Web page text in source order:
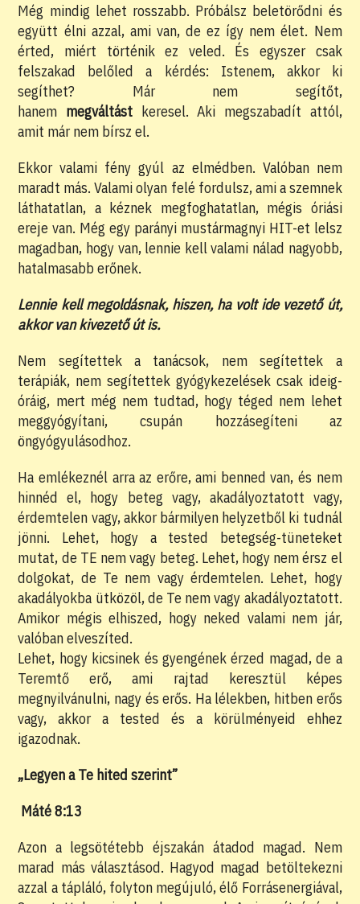
Még mindig lehet rosszabb. Próbálsz beletörődni és
együtt élni azzal, ami van, de ez így nem élet. Nem
érted, miért történik ez veled. És egyszer csak
felszakad belőled a kérdés: Istenem, akkor ki
segíthet? Már nem segítőt,
hanem megváltást keresel. Aki megszabadít attól,
amit már nem bírsz el.
Ekkor valami fény gyúl az elmédben. Valóban nem
maradt más. Valami olyan felé fordulsz, ami a szemnek
láthatatlan, a kéznek megfoghatatlan, mégis óriási
ereje van. Még egy parányi mustármagnyi HIT-et lelsz
magadban, hogy van, lennie kell valami nálad nagyobb,
hatalmasabb erőnek.
Lennie kell megoldásnak, hiszen, ha volt ide vezető út,
akkor van kivezető út is.
Nem segítettek a tanácsok, nem segítettek a
terápiák, nem segítettek gyógykezelések csak ideig-
óráig, mert még nem tudtad, hogy téged nem lehet
meggyógyítani, csupán hozzásegíteni az
öngyógyulásodhoz.
Ha emlékeznél arra az erőre, ami benned van, és nem
hinnéd el, hogy beteg vagy, akadályoztatott vagy,
érdemtelen vagy, akkor bármilyen helyzetből ki tudnál
jönni. Lehet, hogy a tested betegség-tüneteket
mutat, de TE nem vagy beteg. Lehet, hogy nem érsz el
dolgokat, de Te nem vagy érdemtelen. Lehet, hogy
akadályokba ütközöl, de Te nem vagy akadályoztatott.
Amikor mégis elhiszed, hogy neked valami nem jár,
valóban elveszíted.
Lehet, hogy kicsinek és gyengének érzed magad, de a
Teremtő erő, ami rajtad keresztül képes
megnyilvánulni, nagy és erős. Ha lélekben, hitben erős
vagy, akkor a tested és a körülményeid ehhez
igazodnak.
„Legyen a Te hited szerint”
Máté 8:13
Azon a legsötétebb éjszakán átadod magad. Nem
marad más választásod. Hagyod magad betöltekezni
azzal a tápláló, folyton megújuló, élő Forrásenergiával,